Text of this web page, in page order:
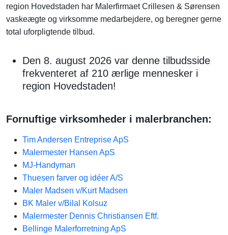
region Hovedstaden har Malerfirmaet Crillesen & Sørensen
vaskeægte og virksomme medarbejdere, og beregner gerne
total uforpligtende tilbud.
Den 8. august 2026 var denne tilbudsside
frekventeret af 210 ærlige mennesker i
region Hovedstaden!
Fornuftige virksomheder i malerbranchen:
Tim Andersen Entreprise ApS
Malermester Hansen ApS
MJ-Handyman
Thuesen farver og idéer A/S
Maler Madsen v/Kurt Madsen
BK Maler v/Bilal Kolsuz
Malermester Dennis Christiansen Eftf.
Bellinge Malerforretning ApS